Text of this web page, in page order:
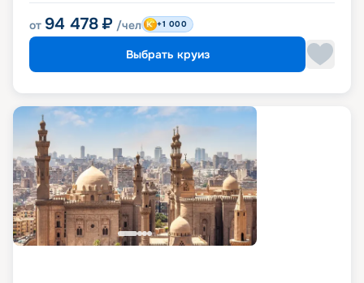
от 94 478 ₽ /чел +1 000
Выбрать круиз